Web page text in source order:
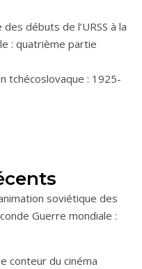
débuts de l’URSS à la
: quatrième partie
tchécoslovaque : 1925-
soviétique des
Guerre mondiale :
conteur du cinéma